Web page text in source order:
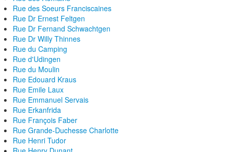
Rue des Soeurs Franciscaines
Rue Dr Ernest Feltgen
Rue Dr Fernand Schwachtgen
Rue Dr Willy Thinnes
Rue du Camping
Rue d'Udingen
Rue du Moulin
Rue Edouard Kraus
Rue Emile Laux
Rue Emmanuel Servais
Rue Erkanfrida
Rue François Faber
Rue Grande-Duchesse Charlotte
Rue Henri Tudor